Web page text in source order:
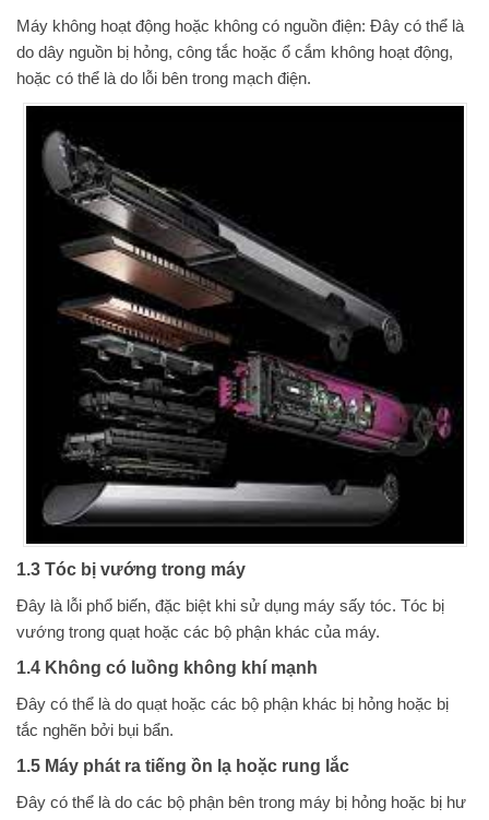
Máy không hoạt động hoặc không có nguồn điện: Đây có thể là
do dây nguồn bị hỏng, công tắc hoặc ổ cắm không hoạt động,
hoặc có thể là do lỗi bên trong mạch điện.
1.3 Tóc bị vướng trong máy
Đây là lỗi phổ biến, đặc biệt khi sử dụng máy sấy tóc. Tóc bị
vướng trong quạt hoặc các bộ phận khác của máy.
1.4 Không có luồng không khí mạnh
Đây có thể là do quạt hoặc các bộ phận khác bị hỏng hoặc bị
tắc nghẽn bởi bụi bẩn.
1.5 Máy phát ra tiếng ồn lạ hoặc rung lắc
Đây có thể là do các bộ phận bên trong máy bị hỏng hoặc bị hư